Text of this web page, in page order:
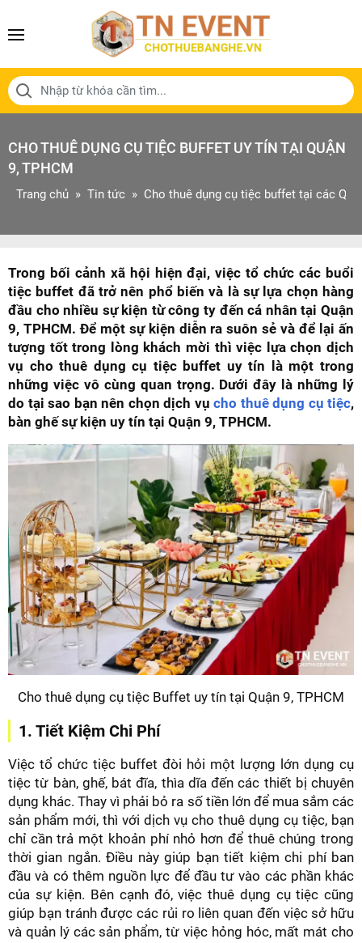
CHO THUÊ DỤNG CỤ TIỆC BUFFET UY TÍN TẠI QUẬN
9, TPHCM
Trang chủ Tin tức Cho thuê dụng cụ tiệc buffet tại các
Trong bối cảnh xã hội hiện đại, việc tổ chức các buổi
tiệc buffet đã trở nên phổ biến và là sự lựa chọn hàng
đầu cho nhiều sự kiện từ công ty đến cá nhân tại Quận
9, TPHCM. Để một sự kiện diễn ra suôn sẻ và để lại ấn
tượng tốt trong lòng khách mời thì việc lựa chọn dịch
vụ cho thuê dụng cụ tiệc buffet uy tín là một trong
những việc vô cùng quan trọng. Dưới đây là những lý
do tại sao bạn nên chọn dịch vụ cho thuê dụng cụ tiệc,
bàn ghế sự kiện uy tín tại Quận 9, TPHCM.
Cho thuê dụng cụ tiệc Buffet uy tín tại Quận 9, TPHCM
1. Tiết Kiệm Chi Phí
Việc tổ chức tiệc buffet đòi hỏi một lượng lớn dụng cụ
tiệc từ bàn, ghế, bát đĩa, thìa dĩa đến các thiết bị chuyên
dụng khác. Thay vì phải bỏ ra số tiền lớn để mua sắm các
sản phẩm mới, thì với dịch vụ cho thuê dụng cụ tiệc, bạn
chỉ cần trả một khoản phí nhỏ hơn để thuê chúng trong
thời gian ngắn. Điều này giúp bạn tiết kiệm chi phí ban
đầu và có thêm nguồn lực để đầu tư vào các phần khác
của sự kiện. Bên cạnh đó, việc thuê dụng cụ tiệc cũng
giúp bạn tránh được các rủi ro liên quan đến việc sở hữu
và quản lý các sản phẩm, từ việc hỏng hóc, mất mát cho